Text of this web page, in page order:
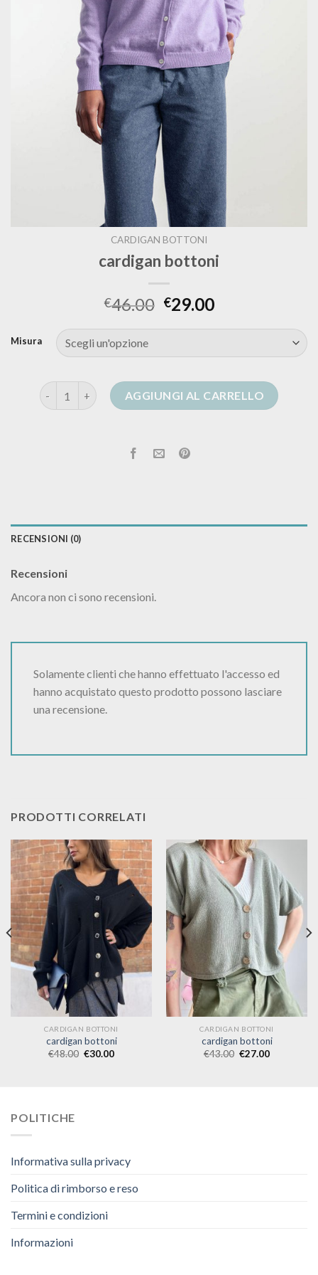
CARDIGAN BOTTONI
cardigan bottoni
€46.00 €29.00
Misura
cardigan bottoni quantitàAGGIUNGI AL CARRELLO
RECENSIONI (0)
Recensioni
Ancora non ci sono recensioni.
Solamente clienti che hanno effettuato l'accesso ed
hanno acquistato questo prodotto possono lasciare
una recensione.
PRODOTTI CORRELATI
CARDIGAN BOTTONI
cardigan bottoni
€48.00 €30.00
CARDIGAN BOTTONI
cardigan bottoni
€43.00 €27.00
POLITICHE
Informativa sulla privacy
Politica di rimborso e reso
Termini e condizioni
Informazioni